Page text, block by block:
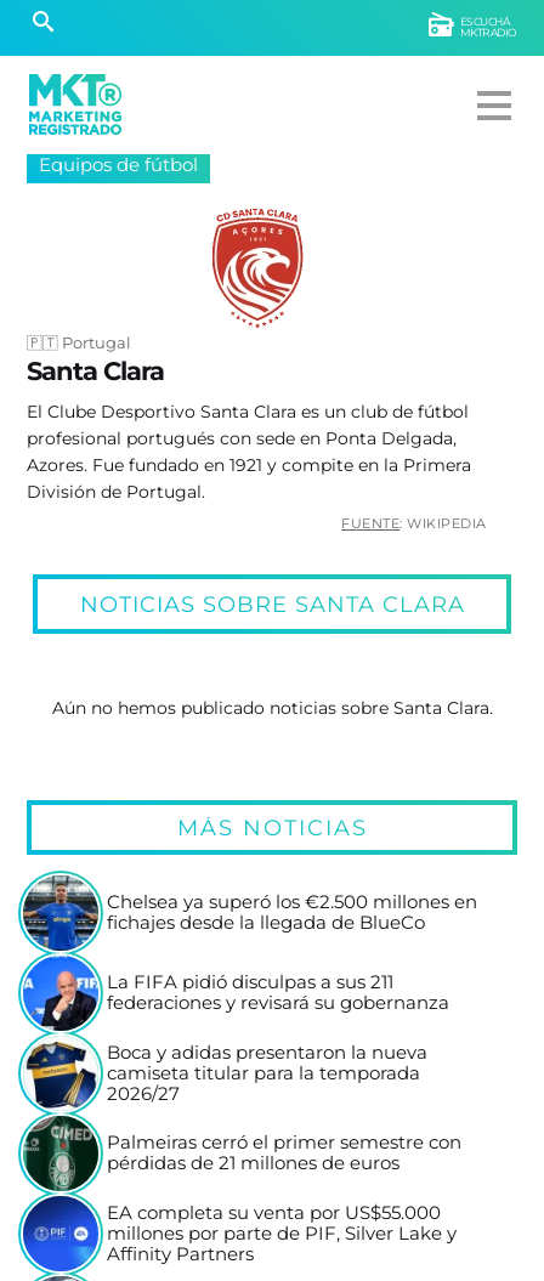
ESCUCHÁ
MKTRADIO
Equipos de fútbol
🇵🇹 Portugal
Santa Clara
El Clube Desportivo Santa Clara es un club de fútbol
profesional portugués con sede en Ponta Delgada,
Azores. Fue fundado en 1921 y compite en la Primera
División de Portugal.
FUENTE: WIKIPEDIA
NOTICIAS SOBRE SANTA CLARA
Aún no hemos publicado noticias sobre Santa Clara.
MÁS NOTICIAS
Chelsea ya superó los €2.500 millones en
fichajes desde la llegada de BlueCo
La FIFA pidió disculpas a sus 211
federaciones y revisará su gobernanza
Boca y adidas presentaron la nueva
camiseta titular para la temporada
2026/27
Palmeiras cerró el primer semestre con
pérdidas de 21 millones de euros
EA completa su venta por US$55.000
millones por parte de PIF, Silver Lake y
Affinity Partners